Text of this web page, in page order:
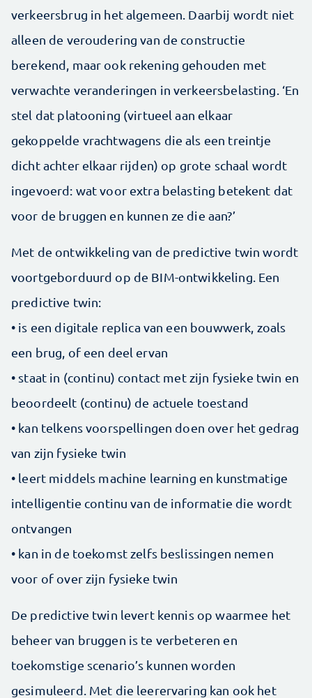
verkeersbrug in het algemeen. Daarbij wordt niet
alleen de veroudering van de constructie
berekend, maar ook rekening gehouden met
verwachte veranderingen in verkeersbelasting. ‘En
stel dat platooning (virtueel aan elkaar
gekoppelde vrachtwagens die als een treintje
dicht achter elkaar rijden) op grote schaal wordt
ingevoerd: wat voor extra belasting betekent dat
voor de bruggen en kunnen ze die aan?’
Met de ontwikkeling van de predictive twin wordt
voortgeborduurd op de BIM-ontwikkeling. Een
predictive twin:
• is een digitale replica van een bouwwerk, zoals
een brug, of een deel ervan
• staat in (continu) contact met zijn fysieke twin en
beoordeelt (continu) de actuele toestand
• kan telkens voorspellingen doen over het gedrag
van zijn fysieke twin
• leert middels machine learning en kunstmatige
intelligentie continu van de informatie die wordt
ontvangen
• kan in de toekomst zelfs beslissingen nemen
voor of over zijn fysieke twin
De predictive twin levert kennis op waarmee het
beheer van bruggen is te verbeteren en
toekomstige scenario’s kunnen worden
gesimuleerd. Met die leerervaring kan ook het